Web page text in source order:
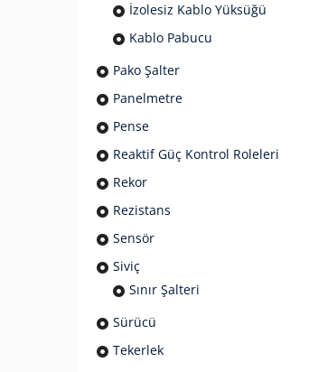
İzolesiz Kablo Yüksüğü
Kablo Pabucu
Pako Şalter
Panelmetre
Pense
Reaktif Güç Kontrol Roleleri
Rekor
Rezistans
Sensör
Siviç
Sınır Şalteri
Sürücü
Tekerlek